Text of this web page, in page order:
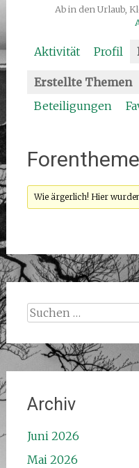
Ab in den Urlaub,
Aktivität Profil
Erstellte Themen
Beteiligungen
Wie ärgerlich! Hier
Suchen
Archiv
Juni 2026
Mai 2026